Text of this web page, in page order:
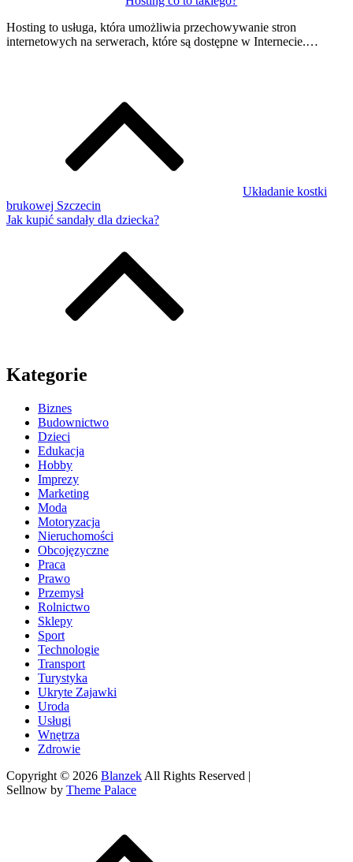
Hosting to usługa, która umożliwia przechowywanie stron
internetowych na serwerach, które są dostępne w Internecie.…
Układanie kostki
brukowej Szczecin
Jak kupić sandały dla dziecka?
Kategorie
Biznes
Budownictwo
Dzieci
Edukacja
Hobby
Imprezy
Marketing
Moda
Motoryzacja
Nieruchomości
Obcojęzyczne
Praca
Prawo
Przemysł
Rolnictwo
Sklepy
Sport
Technologie
Transport
Turystyka
Ukryte Zajawki
Uroda
Usługi
Wnętrza
Zdrowie
Copyright © 2026 Blanzek All Rights Reserved |
Sellnow by Theme Palace